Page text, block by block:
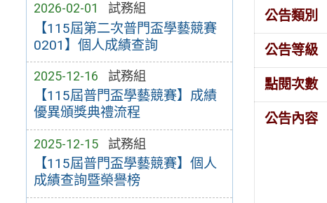
2026-02-01 試務組
【115屆第二次普門盃學藝競賽
0201】個人成績查詢
2025-12-16 試務組
【115屆普門盃學藝競賽】成績
優異頒獎典禮流程
2025-12-15 試務組
【115屆普門盃學藝競賽】個人
成績查詢暨榮譽榜
公告類別
公告等級
點閱次數
公告內容